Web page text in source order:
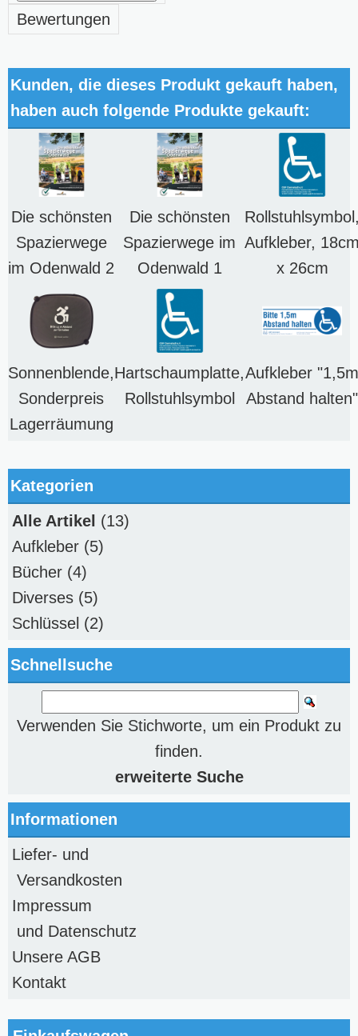
Bewertungen
Kunden, die dieses Produkt gekauft haben,
haben auch folgende Produkte gekauft:
Die schönsten
Spazierwege
im Odenwald 2
Die schönsten
Spazierwege im
Odenwald 1
Aufkleber,
x 26cm
Sonnenblende,
Sonderpreis
Lagerräumung
Hartschaumplatte,
Rollstuhlsymbol
Aufkleber "1,5m
Abstand halten"
Kategorien
Alle Artikel (13)
Aufkleber (5)
Bücher (4)
Diverses (5)
Schlüssel (2)
Schnellsuche
Verwenden Sie Stichworte, um ein Produkt zu
finden.
erweiterte Suche
Informationen
Liefer- und
Versandkosten
Impressum
und Datenschutz
Unsere AGB
Kontakt